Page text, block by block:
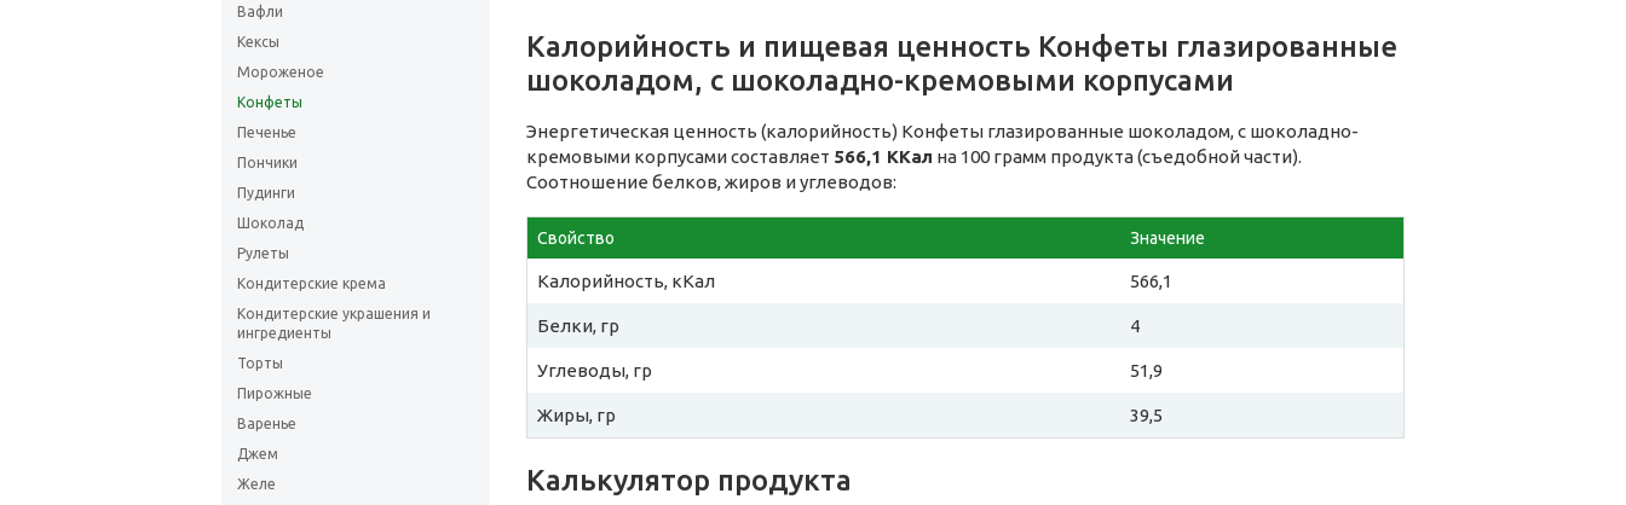
Вафли
Кексы
Мороженое
Конфеты
Печенье
Пончики
Пудинги
Шоколад
Рулеты
Кондитерские крема
Кондитерские украшения и
ингредиенты
Торты
Пирожные
Варенье
Джем
Желе
Калорийность и пищевая ценность Конфеты глазированные
шоколадом, с шоколадно-кремовыми корпусами
Энергетическая ценность (калорийность) Конфеты глазированные шоколадом, с шоколадно-
кремовыми корпусами составляет 566,1 ККал на 100 грамм продукта (съедобной части).
Соотношение белков, жиров и углеводов:
Свойство Значение
Калорийность, кКал 566,1
Белки, гр 4
Углеводы, гр 51,9
Жиры, гр 39,5
Калькулятор продукта